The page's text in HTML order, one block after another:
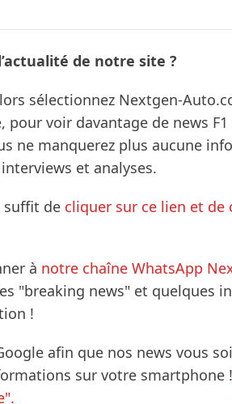
de notre site ?
sélectionnez Nextgen-
pour voir davantage de news
ne manquerez plus aucune
et analyses.
suffit de cliquer sur ce lien et de
à notre chaîne WhatsApp
"breaking news" et quelques
!
afin que nos news vous
sur votre smartphone !